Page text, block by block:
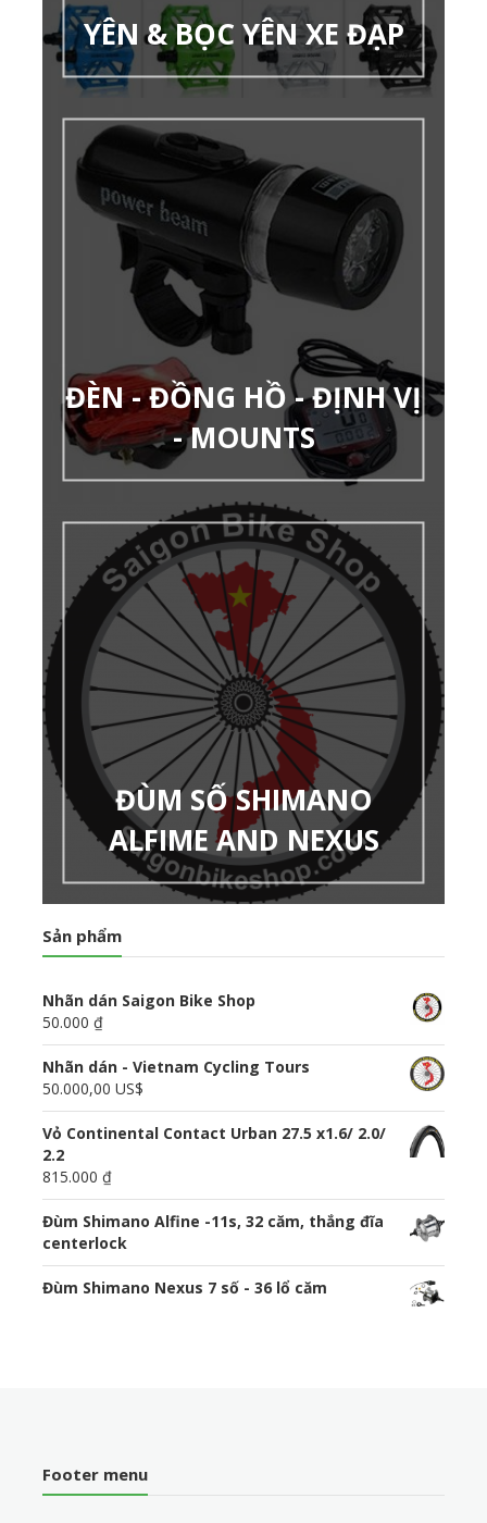
YÊN & BỌC YÊN XE ĐẠP
ĐÈN - ĐỒNG HỒ - ĐỊNH VỊ
- MOUNTS
ĐÙM SỐ SHIMANO
ALFIME AND NEXUS
Sản phẩm
Nhãn dán Saigon Bike Shop
50.000 ₫
Nhãn dán - Vietnam Cycling Tours
50.000,00 US$
Vỏ Continental Contact Urban 27.5 x1.6/ 2.0/
2.2
815.000 ₫
Đùm Shimano Alfine -11s, 32 căm, thắng đĩa
centerlock
Đùm Shimano Nexus 7 số - 36 lổ căm
Footer menu